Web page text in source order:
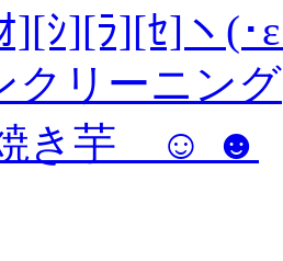
][ｼ][ﾗ][ｾ]ヽ(･
クリーニング
き芋 ☺ ☻